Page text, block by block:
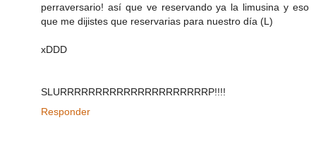
perraversario! así que ve reservando ya la limusina y eso
que me dijistes que reservarias para nuestro día (L)
xDDD
SLURRRRRRRRRRRRRRRRRRRRRP!!!!
Responder